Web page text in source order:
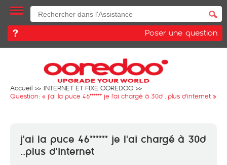
Poser une question
Accueil
INTERNET ET FIXE OOREDOO
Question: « j'ai la puce 46****** je l'ai chargé à 30d ..plus d'internet »
j'ai la puce 46****** je l'ai chargé à 30d
..plus d'internet